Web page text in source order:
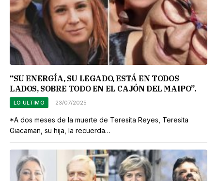
“SU ENERGÍA, SU LEGADO, ESTÁ EN TODOS
LADOS, SOBRE TODO EN EL CAJÓN DEL MAIPO”.
LO ÚLTIMO 23/07/2025
*A dos meses de la muerte de Teresita Reyes, Teresita
Giacaman, su hija, la recuerda…